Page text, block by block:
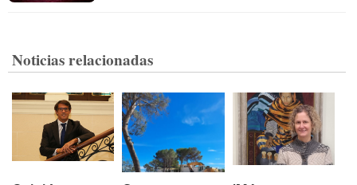
Noticias relacionadas